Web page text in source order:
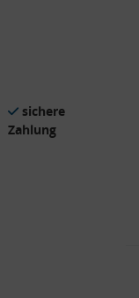
sichere
Zahlung